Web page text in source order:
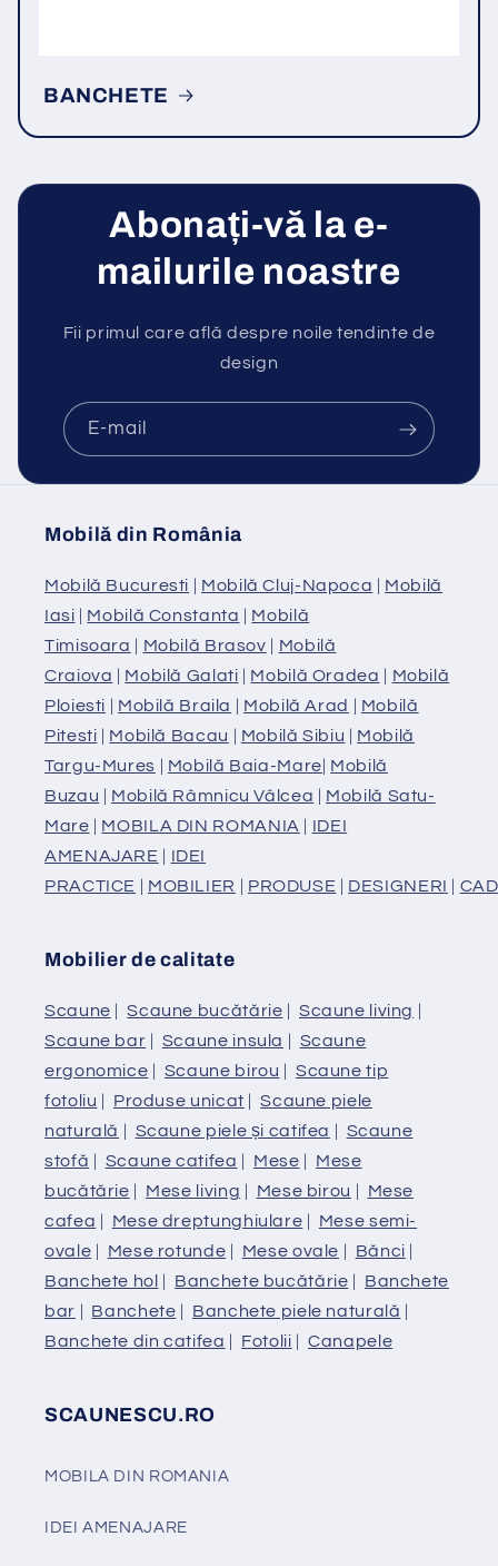
BANCHETE
Abonați-vă la e-
mailurile noastre
Fii primul care află despre noile tendinte de
design
E-mail
Mobilă din România
Mobilă Bucuresti | Mobilă Cluj-Napoca | Mobilă
Iasi | Mobilă Constanta | Mobilă
Timisoara | Mobilă Brasov | Mobilă
Craiova | Mobilă Galati | Mobilă Oradea | Mobilă
Ploiesti | Mobilă Braila | Mobilă Arad | Mobilă
Pitesti | Mobilă Bacau | Mobilă Sibiu | Mobilă
Targu-Mures | Mobilă Baia-Mare| Mobilă
Buzau | Mobilă Râmnicu Vâlcea | Mobilă Satu-
Mare | MOBILA DIN ROMANIA | IDEI
AMENAJARE | IDEI
PRACTICE | MOBILIER | PRODUSE | DESIGNERI |
Mobilier de calitate
Scaune |Scaune bucătărie | Scaune living |
Scaune bar | Scaune insula | Scaune
ergonomice | Scaune birou | Scaune tip
fotoliu | Produse unicat |Scaune piele
naturală | Scaune piele și catifea | Scaune
stofă | Scaune catifea | Mese | Mese
bucătărie | Mese living | Mese birou | Mese
cafea | Mese dreptunghiulare | Mese semi-
ovale | Mese rotunde | Mese ovale | Bănci |
Banchete hol | Banchete bucătărie | Banchete
bar | Banchete | Banchete piele naturală |
Banchete din catifea | Fotolii |Canapele
SCAUNESCU.RO
MOBILA DIN ROMANIA
IDEI AMENAJARE